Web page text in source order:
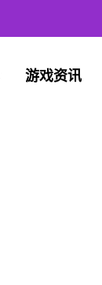
游戏资讯